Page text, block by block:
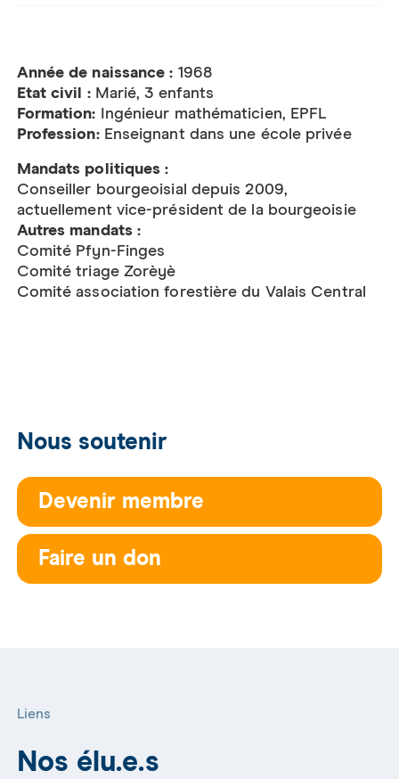
Année de naissance : 1968
Etat civil :Marié, 3 enfants
Formation: Ingénieur mathématicien, EPFL
Profession:Enseignant dans une école privée
Mandats politiques :
Conseiller bourgeoisial depuis 2009,
actuellement vice-président de la bourgeoisie
Autres mandats :
Comité Pfyn-Finges
Comité triage Zorèyè
Comité association forestière du Valais Central
Nous soutenir
Devenir membre
Faire un don
Liens
Nos élu.e.s